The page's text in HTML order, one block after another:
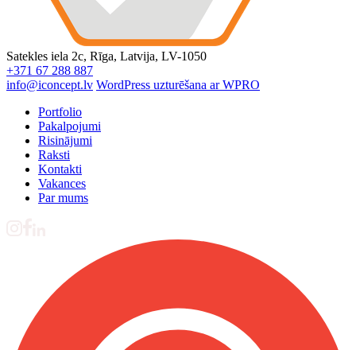
Satekles iela 2c, Rīga, Latvija, LV-1050
+371 67 288 887
info@iconcept.lv WordPress uzturēšana ar WPRO
Portfolio
Pakalpojumi
Risinājumi
Raksti
Kontakti
Vakances
Par mums